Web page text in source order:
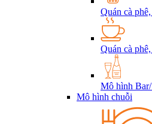
Quán cà
Quán cà
Mô hình
Mô hình chuỗi